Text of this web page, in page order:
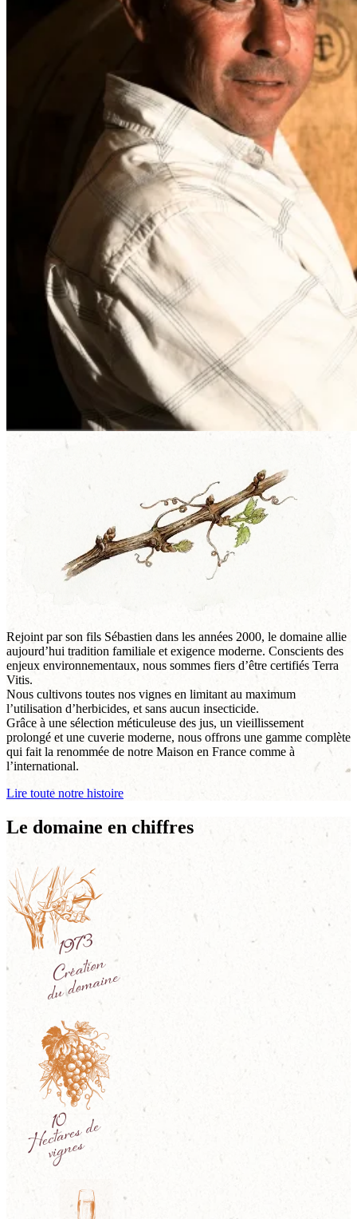
Rejoint par son fils Sébastien dans les années 2000, le domaine allie
aujourd’hui tradition familiale et exigence moderne. Conscients des
enjeux environnementaux, nous sommes fiers d’être certifiés Terra
Vitis.
Nous cultivons toutes nos vignes en limitant au maximum
l’utilisation d’herbicides, et sans aucun insecticide.
Grâce à une sélection méticuleuse des jus, un vieillissement
prolongé et une cuverie moderne, nous offrons une gamme complète
qui fait la renommée de notre Maison en France comme à
l’international.
Lire toute notre histoire
Le domaine en chiffres